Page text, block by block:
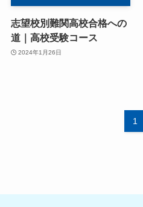
志望校別難関高校合格への
道｜高校受験コース
2024年1月26日
1